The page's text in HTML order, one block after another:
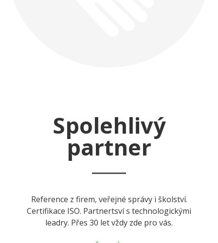
Spolehlivý
partner
Reference z firem, veřejné správy i školství.
Certifikace ISO. Partnertsví s technologickými
leadry. Přes 30 let vždy zde pro vás.